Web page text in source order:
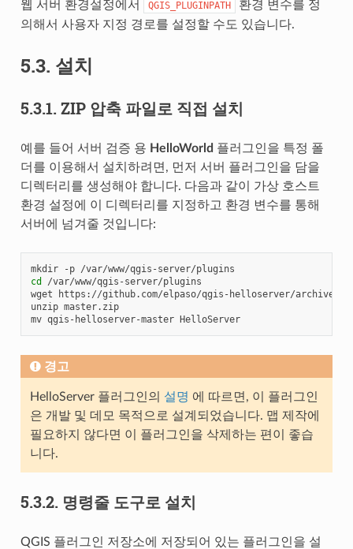
웹 서버 환경설정에서
QGIS_PLUGINPATH
환경 변수를 정
의해서 사용자 지정 경로를 설정할 수도 있습니다.
5.3. 설치
5.3.1. ZIP 압축 파일로 직접 설치
예를 들어 서버 검증 용 HelloWorld 플러그인을 특정 폴
더를 이용해서 설치하려면, 먼저 서버 플러그인을 담을
디렉터리를 생성해야 합니다. 다음과 같이 가상 호스트
환경 설정에 이 디렉터리를 지정하고 환경 변수를 통해
서버에 넘겨줄 것입니다:
mkdir -p
cd
/var/www/qgis-server/plugins
wget
https://github.com/elpaso/qgis-helloserver/archive/
unzip master.zip
mv qgis-helloserver-master HelloServer
경고
HelloServer 플러그인의 설명 에 따르면, 이 플러그인
은 개발 및 데모 목적으로 설계되었습니다. 맵 제작에
필요하지 않다면 이 플러그인을 삭제하는 편이 좋습
니다.
5.3.2. 명령줄 도구로 설치
QGIS 플러그인 저장소에 저장되어 있는 플러그인을 설